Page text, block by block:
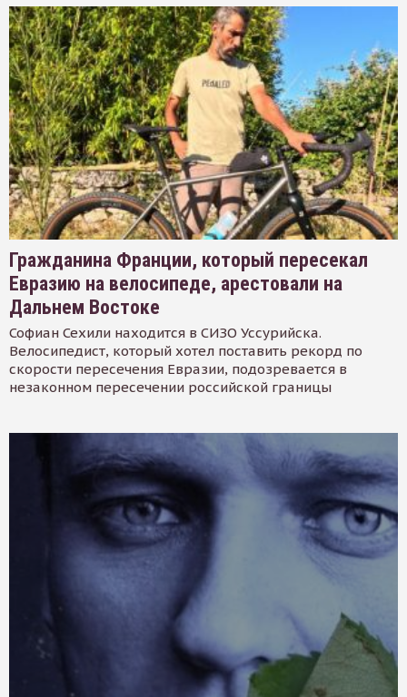
Гражданина Франции, который пересекал
Евразию на велосипеде, арестовали на
Дальнем Востоке
Софиан Сехили находится в СИЗО Уссурийска.
Велосипедист, который хотел поставить рекорд по
скорости пересечения Евразии, подозревается в
незаконном пересечении российской границы